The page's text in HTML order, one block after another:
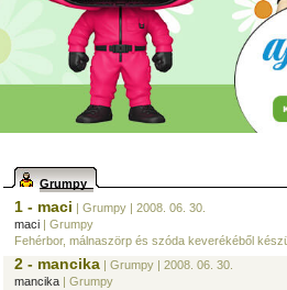
Grumpy
1 - maci | Grumpy | 2008. 06. 30.
maci | Grumpy
Fehérbor, málnaszörp és szóda keverékéből
2 - mancika | Grumpy | 2008. 06. 30.
mancika | Grumpy